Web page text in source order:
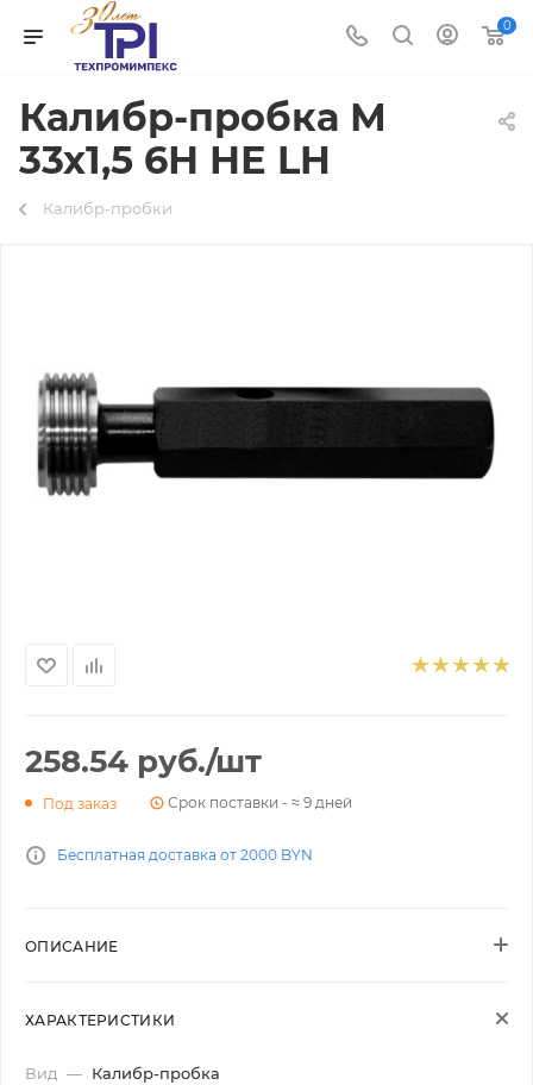
0
Калибр-пробка М
33х1,5 6Н НЕ LH
Калибр-пробки
258.54 руб./шт
Под заказ Срок поставки - ≈ 9 дней
Бесплатная доставка от 2000 BYN
ОПИСАНИЕ
ХАРАКТЕРИСТИКИ
Вид — Калибр-пробка